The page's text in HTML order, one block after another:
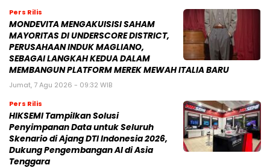
Pers Rilis
MONDEVITA MENGAKUISISI SAHAM
MAYORITAS DI UNDERSCORE DISTRICT,
PERUSAHAAN INDUK MAGLIANO,
SEBAGAI LANGKAH KEDUA DALAM
MEMBANGUN PLATFORM MEREK MEWAH ITALIA BARU
Jumat, 7 Agu 2026 - 09:32 WIB
Pers Rilis
HIKSEMI Tampilkan Solusi
Penyimpanan Data untuk Seluruh
Skenario di Ajang DTI Indonesia 2026,
Dukung Pengembangan AI di Asia
Tenggara